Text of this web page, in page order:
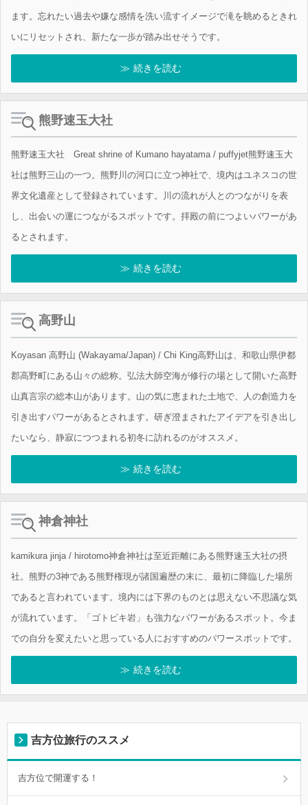
ます。忘れたい過去や嫌な感情を洗い流すイメージで滝を眺めるときれ
いにリセットされ、新たな一歩が踏み出せそうです。
続きを読む
熊野速玉大社
熊野速玉大社 Great shrine of Kumano hayatama / puffyjet熊野速玉大
社は熊野三山の一つ。熊野川の河口に立つ神社で、境内はユネスコの世
界文化遺産として登録されています。川の流れが人とのつながりを表
し、出会いの運につながるスポットです。拝殿の前につよいパワーがあ
るとされます。
続きを読む
高野山
Koyasan 高野山 (Wakayama/Japan) / Chi King高野山は、和歌山県伊都
郡高野町にある山々の総称。弘法大師空海が修行の場として開いた高野
山真言宗の総本山があります。山の気に恵まれた土地で、人の創造力を
引き出すパワーがあるとされます。研ぎ澄まされたアイデアを引き出し
たいなら、静寂につつまれる初冬に訪れるのがオススメ。
続きを読む
神倉神社
kamikura jinja / hirotomo神倉神社は至近距離にある熊野速玉大社の摂
社。熊野の3神である熊野権現が諸国遍歴の末に、最初に降臨した場所
であると言われています。境内には下界のものとは思えない不思議な気
が流れています。「ゴトビキ岩」も強力なパワーがあるスポット。今ま
での自分を変えたいと思っている人におすすめのパワースポットです。
続きを読む
吉方位旅行のススメ
吉方位で開運する！